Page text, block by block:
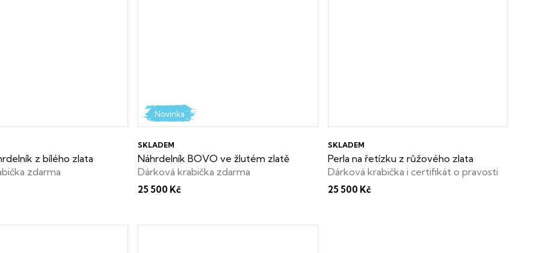
z bílého zlata
zdarma
Novinka
Náhrdelník BOVO ve žlutém zlatě
Dárková krabička zdarma
SKLADEM
25 500 Kč
Perla na řetízku z růžového zlata
Dárková krabička i certifikát o pravosti
perly zdarma
SKLADEM
25 500 Kč